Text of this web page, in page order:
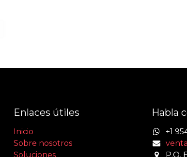
Enlaces útiles
Inicio
Sobre nosotros
Soluciones
Habla
+1
P.O.